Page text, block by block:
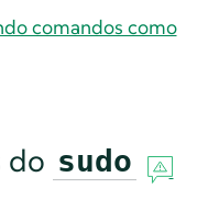
comandos como
do sudo